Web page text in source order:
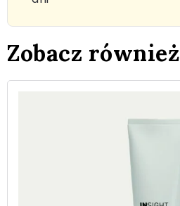
Zobacz również